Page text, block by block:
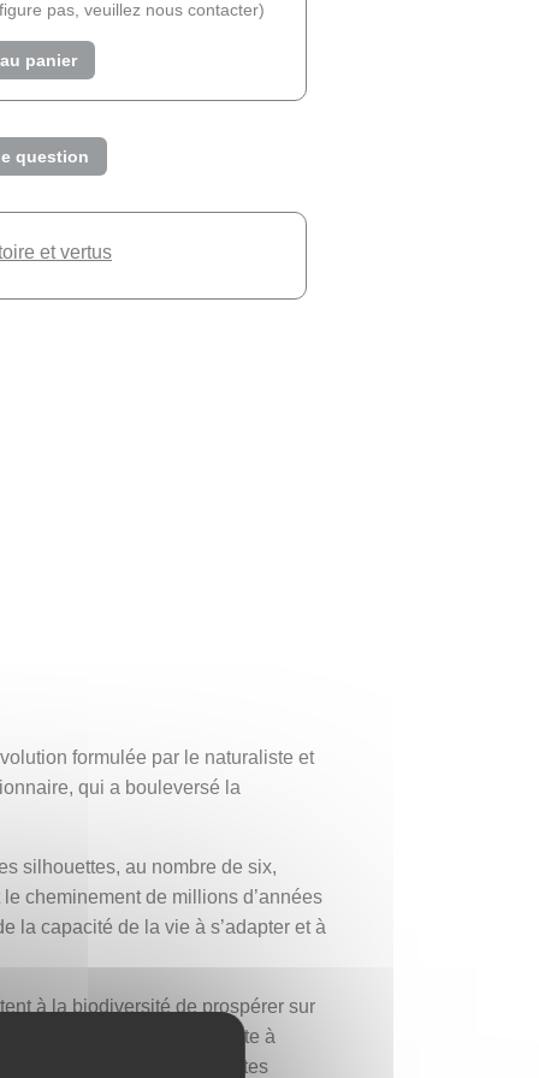
pas, veuillez nous contacter)
panier
question
et vertus
formulée par le naturaliste et
qui a bouleversé la
silhouettes, au nombre de six,
cheminement de millions d’années
la capacité de la vie à s’adapter et à
à la biodiversité de prospérer sur
celui ou celle qui la porte à
la grandeur des découvertes